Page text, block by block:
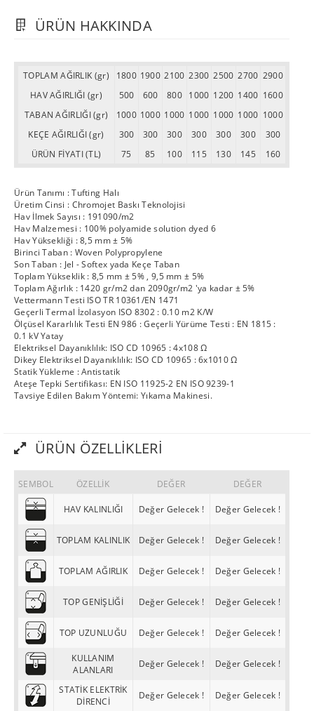
ÜRÜN HAKKINDA
TOPLAM AĞIRLIK (gr) 1800 1900 2100 2300 2500 2700 2900
HAV AĞIRLIĞI (gr)
500 600 800 1000 1200 1400 1600
TABAN AĞIRLIĞI (gr)
1000 1000 1000 1000 1000 1000 1000
KEÇE AĞIRLIĞI (gr)
300 300 300 300 300 300
300
ÜRÜN FİYATI (TL)
75 85 100 115 130 145 160
Ürün Tanımı : Tufting Halı
Üretim Cinsi : Chromojet Baskı Teknolojisi
Hav İlmek Sayısı : 191090/m2
Hav Malzemesi : 100% polyamide solution dyed 6
Hav Yüksekliği : 8,5 mm ± 5%
Birinci Taban : Woven Polypropylene
Son Taban : Jel - Softex yada Keçe Taban
Toplam Yükseklik : 8,5 mm ± 5% , 9,5 mm ± 5%
Toplam Ağırlık : 1420 gr/m2 dan 2090gr/m2 'ya kadar ± 5%
Vettermann Testi ISO TR 10361/EN 1471
Geçerli Termal İzolasyon ISO 8302 : 0.10 m2 K/W
Ölçüsel Kararlılık Testi EN 986 : Geçerli Yürüme Testi : EN 1815 :
0.1 kV Yatay
Elektriksel Dayanıklılık: ISO CD 10965 : 4x108 Ω
Dikey Elektriksel Dayanıklılık: ISO CD 10965 : 6x1010 Ω
Statik Yükleme : Antistatik
Ateşe Tepki Sertifikası: EN ISO 11925-2 EN ISO 9239-1
Tavsiye Edilen Bakım Yöntemi: Yıkama Makinesi.
ÜRÜN ÖZELLIKLERI
SEMBOL ÖZELLİK DEĞER DEĞER
HAV KALINLIĞI Değer Gelecek ! Değer Gelecek !
TOPLAM KALINLIK Değer Gelecek ! Değer Gelecek !
TOPLAM AĞIRLIK Değer Gelecek ! Değer Gelecek !
TOP GENİŞLİĞİ Değer Gelecek ! Değer Gelecek !
TOP UZUNLUĞU Değer Gelecek ! Değer Gelecek !
KULLANIM
ALANLARI
Değer Gelecek ! Değer Gelecek !
STATİK ELEKTRİK
DİRENCİ
Değer Gelecek ! Değer Gelecek !